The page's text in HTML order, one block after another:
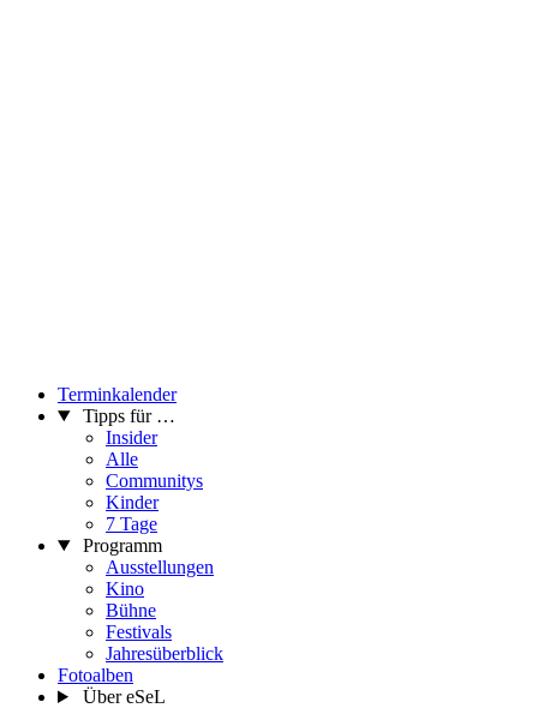
Terminkalender
Tipps für …
Insider
Alle
Communitys
Kinder
7 Tage
Programm
Ausstellungen
Kino
Bühne
Festivals
Jahresüberblick
Fotoalben
Über eSeL